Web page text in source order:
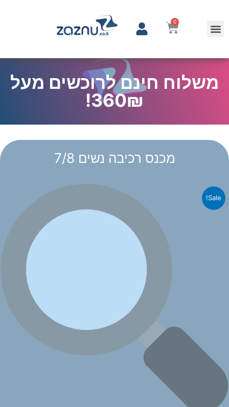
0
משלוח חינם לרוכשים מעל
360₪!
מכנס רכיבה נשים 7/8
Sale!